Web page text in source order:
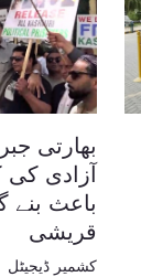
بھارتی
آزادی کی
باعث بنے
قریشی
کشمیر ڈیجیٹل